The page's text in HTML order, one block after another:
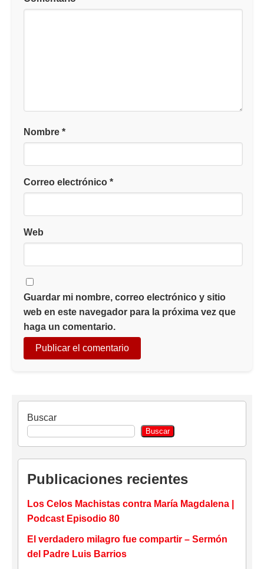
Nombre *
Correo electrónico *
Web
Guardar mi nombre, correo electrónico y sitio
web en este navegador para la próxima vez que
haga un comentario.
Buscar
Buscar
Publicaciones recientes
Los Celos Machistas contra María Magdalena |
Podcast Episodio 80
El verdadero milagro fue compartir – Sermón
del Padre Luis Barrios